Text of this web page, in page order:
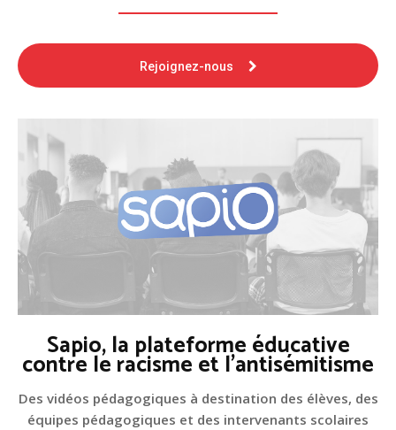
Rejoignez-nous
Sapio, la plateforme éducative
contre le racisme et l'antisémitisme
Des vidéos pédagogiques à destination des élèves, des
équipes pédagogiques et des intervenants scolaires